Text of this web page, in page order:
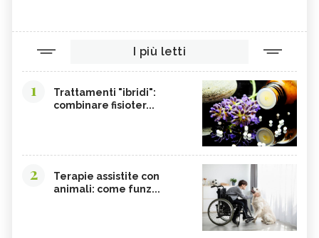
I più letti
1
Trattamenti "ibridi":
combinare fisioter...
2
Terapie assistite con
animali: come funz...